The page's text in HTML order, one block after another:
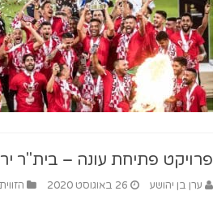
פרויקט פתיחת עונה – בית"ר
ערן בן יהושע 26 באוגוסט 2020